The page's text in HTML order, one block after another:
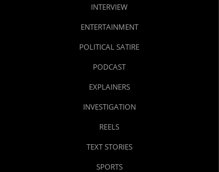
INTERVIEW
ENTERTAINMENT
POLITICAL SATIRE
PODCAST
EXPLAINERS
INVESTIGATION
REELS
TEXT STORIES
SPORTS